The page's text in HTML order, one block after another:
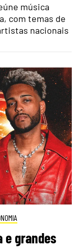
música
com temas de
nacionais
e grandes